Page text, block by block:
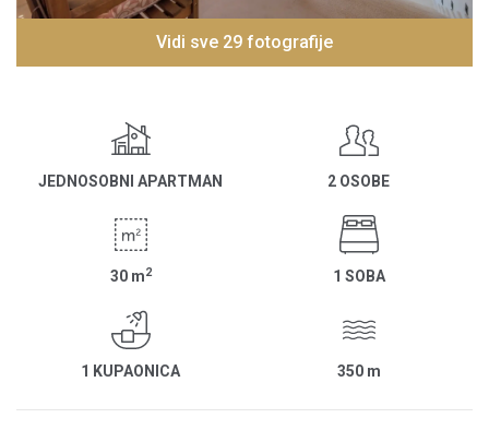
Vidi sve 29 fotografije
JEDNOSOBNI APARTMAN 2 OSOBE
30 m2 1 SOBA
1 KUPAONICA 350 m